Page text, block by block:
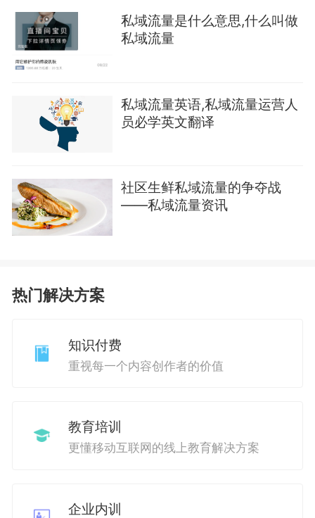
私域流量是什么意思,什么叫做
私域流量
私域流量英语,私域流量运营人
员必学英文翻译
社区生鲜私域流量的争夺战
——私域流量资讯
热门解决方案
知识付费
重视每一个内容创作者的价值
教育培训
更懂移动互联网的线上教育解决方案
企业内训